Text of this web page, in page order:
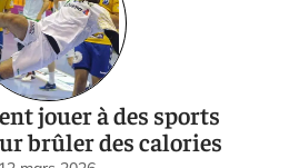
jouer à des sports
brûler des calories